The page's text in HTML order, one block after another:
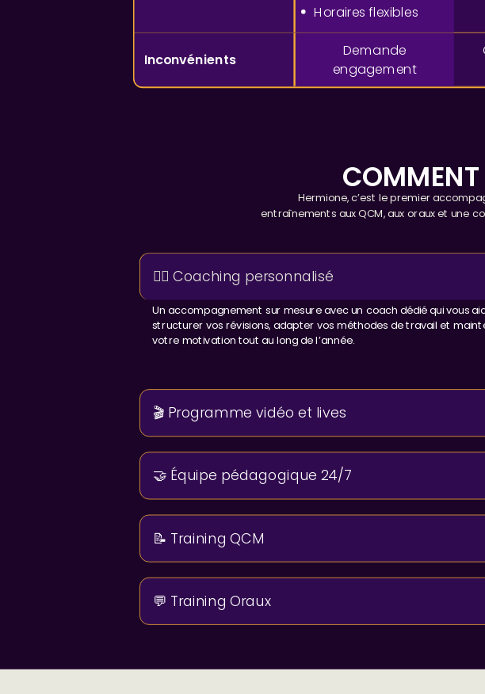
Horaires flexibles
Inconvénients
Demande
engagement
Hermione, c’est le premier
entraînements aux QCM, aux oraux et une
🏋️‍♂️ Coaching personnalisé
Un accompagnement sur mesure avec un coach dédié qui vous
structurer vos révisions, adapter vos méthodes de travail et
votre motivation tout au long de l’année.
🎬 Programme vidéo et lives
🤝 Équipe pédagogique 24/7
📝 Training QCM
💬 Training Oraux